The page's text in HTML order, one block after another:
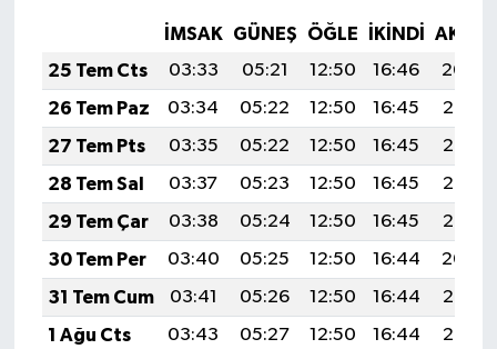
İMSAK GÜNEŞ ÖĞLE İKINDI
25 Tem Cts
03:33 05:21 12:50 16:46
20:09
26 Tem Paz
03:34 05:22 12:50 16:45
20:08
27 Tem Pts
03:35 05:22 12:50 16:45
20:07
28 Tem Sal
03:37 05:23 12:50 16:45
20:06
29 Tem Çar
03:38 05:24 12:50 16:45
20:05
30 Tem Per
03:40 05:25 12:50 16:44
20:04
31 Tem Cum
03:41 05:26 12:50 16:44
20:03
1 Ağu Cts
03:43 05:27 12:50 16:44
20:02